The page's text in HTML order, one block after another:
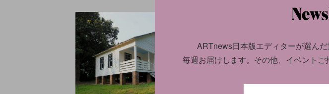
ARTnews日本版エディターが選んだ
毎週お届けします。 その他、イベントご